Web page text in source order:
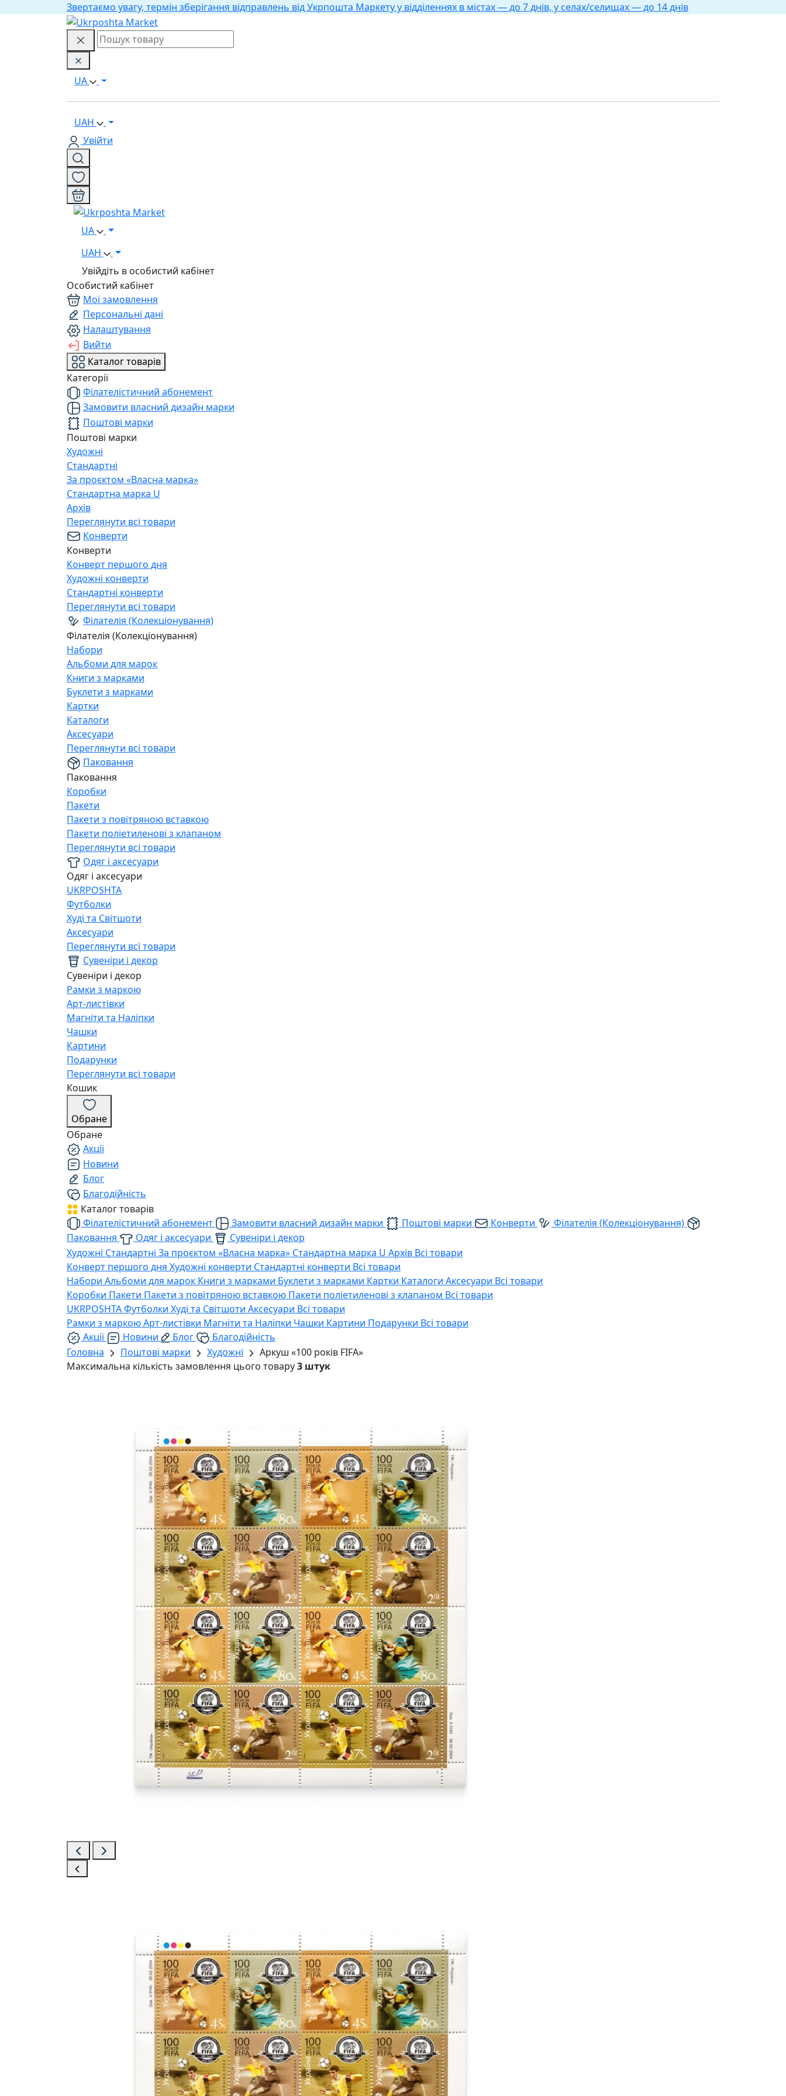
Звертаємо увагу, термін зберігання відправлень від Укрпошта Маркету у відділеннях в містах — до 7 днів, у селах/селищах — до 14 днів
UA
UAH
Увійти
UA
UAH
Увійдіть в особистий кабінет
Особистий кабінет
Мої замовлення
Персональні дані
Налаштування
Вийти
Каталог товарів
Категорії
Філателістичний абонемент
Замовити власний дизайн марки
Поштові марки
Поштові марки
Художні
Стандартні
За проєктом «Власна марка»
Стандартна марка U
Архів
Переглянути всі товари
Конверти
Конверти
Конверт першого дня
Художні конверти
Стандартні конверти
Переглянути всі товари
Філателія (Колекціонування)
Філателія (Колекціонування)
Набори
Альбоми для марок
Книги з марками
Буклети з марками
Картки
Каталоги
Аксесуари
Переглянути всі товари
Паковання
Паковання
Коробки
Пакети
Пакети з повітряною вставкою
Пакети поліетиленові з клапаном
Переглянути всі товари
Одяг і аксесуари
Одяг і аксесуари
UKRPOSHTA
Футболки
Худі та Світшоти
Аксесуари
Переглянути всі товари
Сувеніри і декор
Сувеніри і декор
Рамки з маркою
Арт-листівки
Магніти та Наліпки
Чашки
Картини
Подарунки
Переглянути всі товари
Кошик
Обране
Обране
Акції
Новини
Блог
Благодійність
Каталог товарів
Філателістичний абонемент
Замовити власний дизайн марки Поштові марки Конверти
Філателія (Колекціонування)
Паковання
Одяг і аксесуари
Сувеніри і декор
Художні Стандартні За проєктом «Власна марка» Стандартна марка U Архів Всі товари
Конверт першого дня Художні конверти Стандартні конверти Всі товари
Набори Альбоми для марок Книги з марками Буклети з марками Картки Каталоги Аксесуари Всі товари
Коробки Пакети Пакети з повітряною вставкою Пакети поліетиленові з клапаном Всі товари
UKRPOSHTAФутболки Худі та Світшоти Аксесуари Всі товари
Рамки з маркоюАрт-листівки Магніти та Наліпки Чашки Картини Подарунки Всі товари
Акції
Новини Блог
Благодійність
Головна
Поштові марки Художні
Аркуш «100 років FIFA»
Максимальна кількість замовлення цього товару3 штук